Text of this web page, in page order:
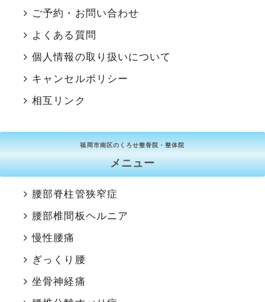
ご予約・お問い合わせ
よくある質問
個人情報の取り扱いについて
キャンセルポリシー
相互リンク
福岡市南区のくろせ整骨院・整体院
メニュー
腰部脊柱管狭窄症
腰部椎間板ヘルニア
慢性腰痛
ぎっくり腰
坐骨神経痛